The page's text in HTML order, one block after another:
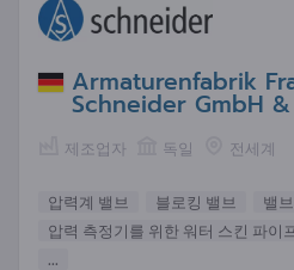
Armaturenfabrik
Schneider GmbH &
제조업자 독일 전세계
압력계 밸브 블로킹 밸브
밸
압력 측정기를 위한 워터 스킨 파이
...